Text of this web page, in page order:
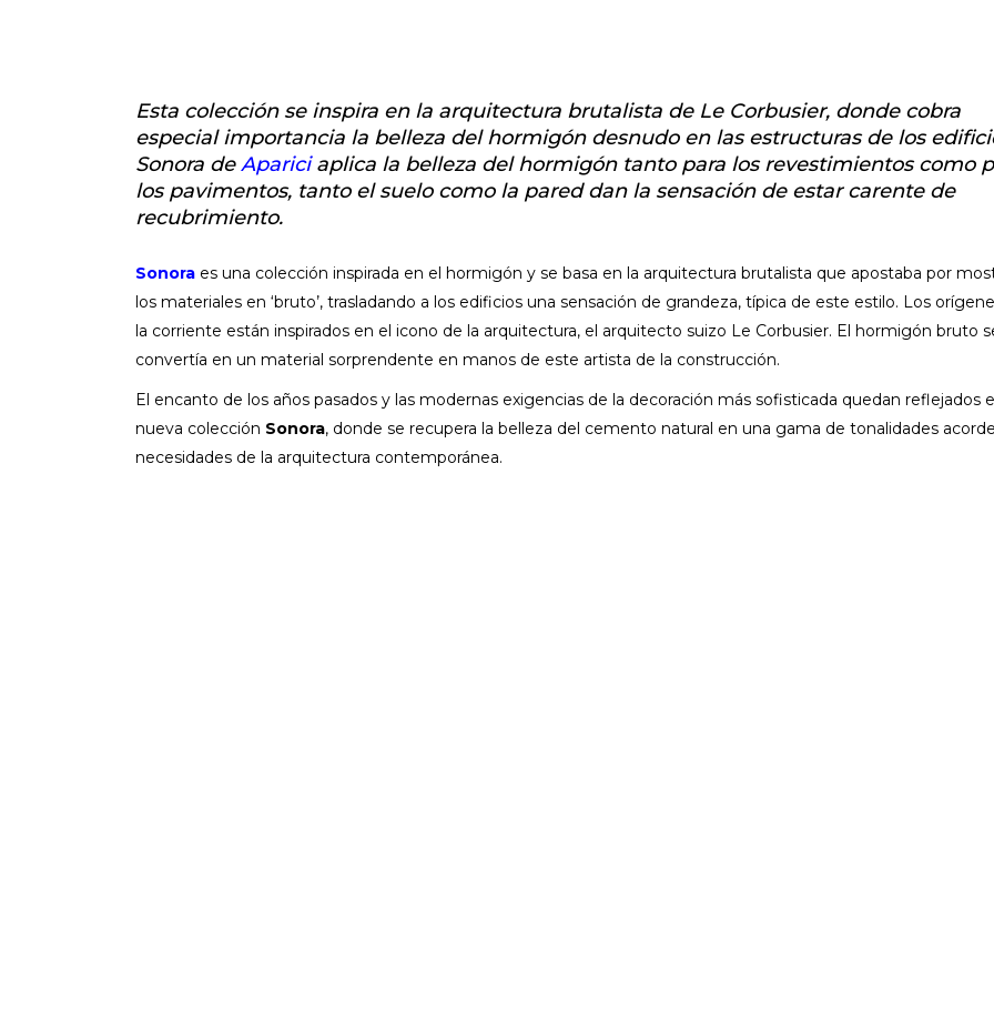
Esta colección se inspira en la arquitectura brutalista de Le Corbusier, donde cobra
especial importancia la belleza del hormigón desnudo en las estructuras de los
Sonora deApariciaplica la belleza del hormigón tanto para los revestimientos como
los pavimentos, tanto el suelo como la pared dan la sensación de estar carente de
recubrimiento.
Sonora es una colección inspirada en el hormigón y se basa en la arquitectura brutalista que apostaba por
los materiales en ‘bruto’, trasladando a los edificios una sensación de grandeza, típica de este estilo. Los
la corriente están inspirados en el icono de la arquitectura, el arquitecto suizo Le Corbusier. El hormigón bruto
convertía en un material sorprendente en manos de este artista de la construcción.
El encanto de los años pasados y las modernas exigencias de la decoración más sofisticada quedan reflejados
nueva colección Sonora, donde se recupera la belleza del cemento natural en una gama de tonalidades
necesidades de la arquitectura contemporánea.